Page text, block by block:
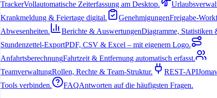
TrackerVollautomatische Zeiterfassung am Desktop.
Krankmeldung & Feiertage digital.
GenehmigungenFreigabe-
Abwesenheiten.
Berichte & AuswertungenDiagramme, Statistiken
Stundenzettel-ExportPDF, CSV & Excel – mit eigenem Logo.
AnfahrtsberechnungFahrtzeit & Entfernung automatisch erfasst.
TeamverwaltungRollen, Rechte & Team-Struktur. REST-API
Tools verbinden.
FAQAntworten auf die häufigsten Fragen.
Wer in Hilden als Freelancer oder in einem kleinen Team arbeitet,
profitiert von einer zuverlässigen Zeiterfassung. Eine kostenlose
Lösung hilft dabei, Arbeitszeiten transparent zu dokumentieren und
Abrechnungen zu vereinfachen.
Warum lohnt sich kostenlose Zeiterfassung
gerade in Hilden?